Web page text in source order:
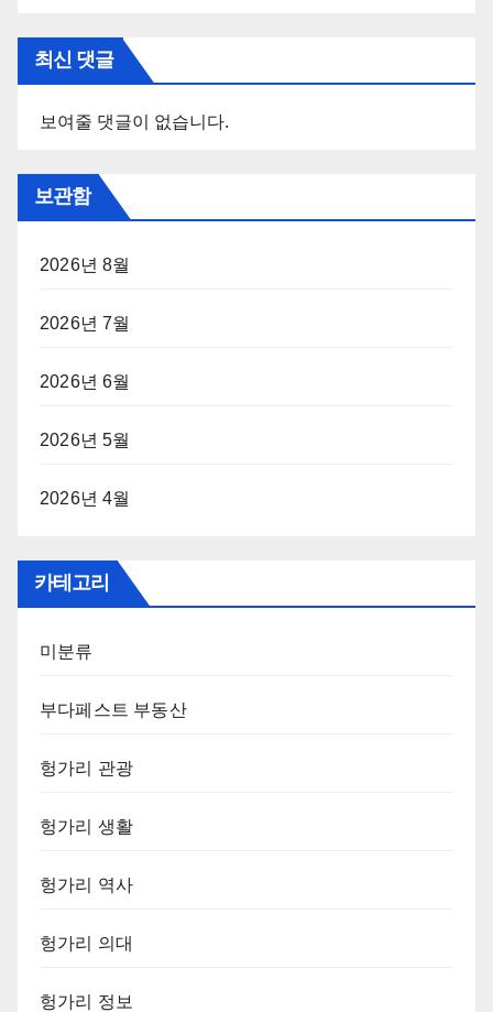
최신 댓글
보여줄 댓글이 없습니다.
보관함
2026년 8월
2026년 7월
2026년 6월
2026년 5월
2026년 4월
카테고리
미분류
부다페스트 부동산
헝가리 관광
헝가리 생활
헝가리 역사
헝가리 의대
헝가리 정보